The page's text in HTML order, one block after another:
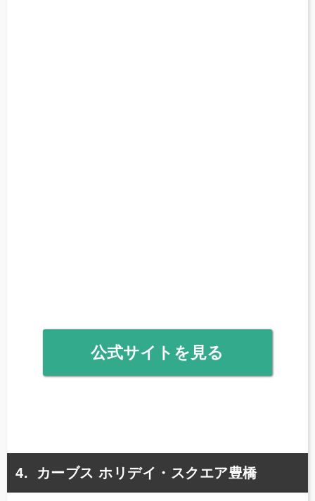
公式サイトを見る
カーブス ホリデイ・スクエア豊橋